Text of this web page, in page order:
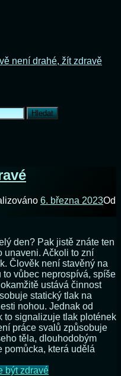
není drahé, žít zdravě
6. března 2023Od
den? Pak jistě znáte ten
unaveni. Ačkoli to zní
Člověk není stavěný na
vůbec neprospívá, spíše
ustává činnost
statický tlak na
nohou. Jednak od
to signalizuje tlak plotének
práce svalů způsobuje
těla, dlouhodobým
pomůcka, která udělá
být zdravé